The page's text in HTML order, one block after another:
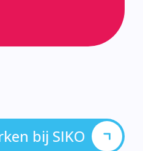
bij SIKO